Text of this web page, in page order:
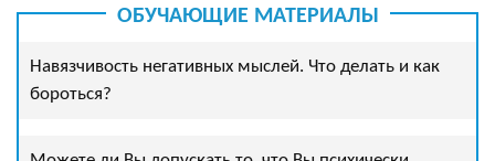
ОБУЧАЮЩИЕ МАТЕРИАЛЫ
Навязчивость негативных мыслей. Что делать и как
бороться?